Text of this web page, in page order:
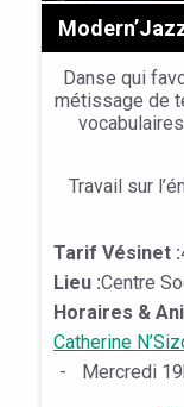
Danse qui
métissage de
Travail sur
Tarif Vésinet :
Lieu :Centre
Horaires &
Catherine
-
Mercredi